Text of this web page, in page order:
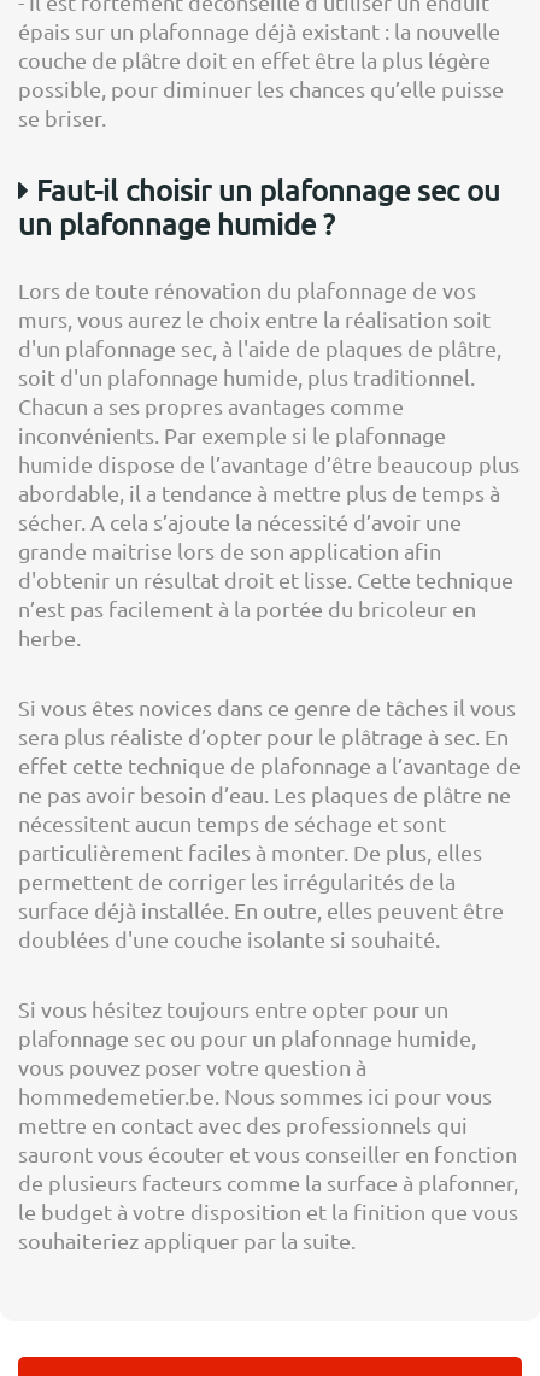
épais sur un plafonnage déjà existant : la nouvelle
couche de plâtre doit en effet être la plus légère
possible, pour diminuer les chances qu’elle puisse
se briser.
Faut-il choisir un plafonnage sec ou
un plafonnage humide ?
Lors de toute rénovation du plafonnage de vos
murs, vous aurez le choix entre la réalisation soit
d'un plafonnage sec, à l'aide de plaques de plâtre,
soit d'un plafonnage humide, plus traditionnel.
Chacun a ses propres avantages comme
inconvénients. Par exemple si le plafonnage
humide dispose de l’avantage d’être beaucoup plus
abordable, il a tendance à mettre plus de temps à
sécher. A cela s’ajoute la nécessité d’avoir une
grande maitrise lors de son application afin
d'obtenir un résultat droit et lisse. Cette technique
n’est pas facilement à la portée du bricoleur en
herbe.
Si vous êtes novices dans ce genre de tâches il vous
sera plus réaliste d’opter pour le plâtrage à sec. En
effet cette technique de plafonnage a l’avantage de
ne pas avoir besoin d’eau. Les plaques de plâtre ne
nécessitent aucun temps de séchage et sont
particulièrement faciles à monter. De plus, elles
permettent de corriger les irrégularités de la
surface déjà installée. En outre, elles peuvent être
doublées d'une couche isolante si souhaité.
Si vous hésitez toujours entre opter pour un
plafonnage sec ou pour un plafonnage humide,
vous pouvez poser votre question à
hommedemetier.be. Nous sommes ici pour vous
mettre en contact avec des professionnels qui
sauront vous écouter et vous conseiller en fonction
de plusieurs facteurs comme la surface à plafonner,
le budget à votre disposition et la finition que vous
souhaiteriez appliquer par la suite.